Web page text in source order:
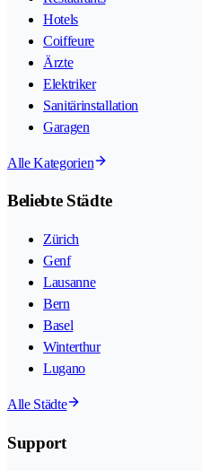
Hotels
Coiffeure
Ärzte
Elektriker
Sanitärinstallation
Garagen
Alle Kategorien
Beliebte Städte
Zürich
Genf
Lausanne
Bern
Basel
Winterthur
Lugano
Alle Städte
Support